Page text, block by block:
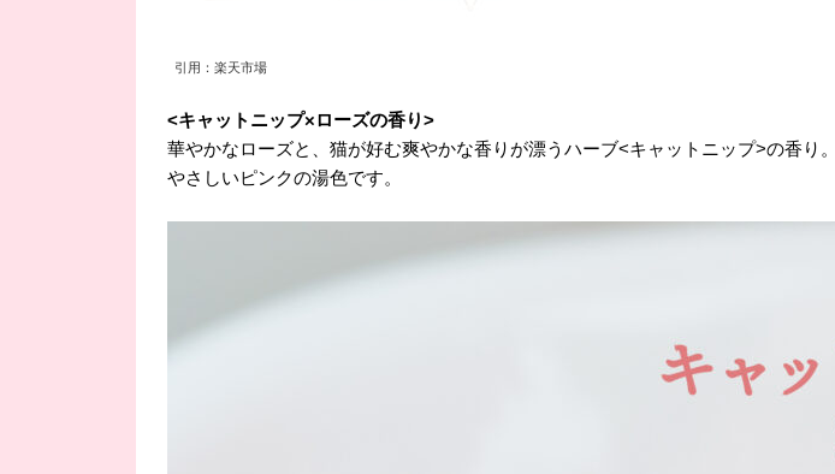
引用：楽天市場
<キャットニップ×ローズの香り>
華やかなローズと、猫が好む爽やかな香りが漂うハーブ<キャットニップ>の香り。
やさしいピンクの湯色です。